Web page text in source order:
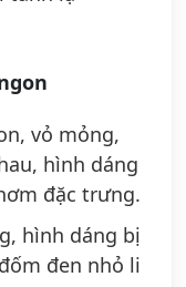
vỏ mỏng,
hình dáng
đặc trưng.
hình dáng bị
đen nhỏ li